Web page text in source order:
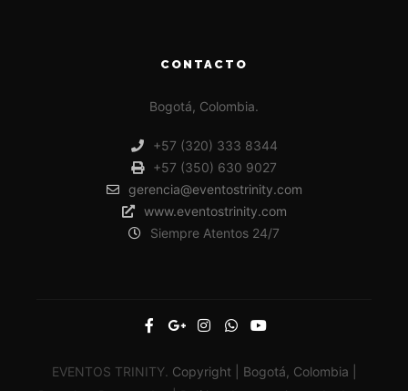
CONTACTO
Bogotá, Colombia.
+57 (320) 333 8344
+57 (350) 630 9027
gerencia@eventostrinity.com
www.eventostrinity.com
Siempre Atentos 24/7
EVENTOS TRINITY. Copyright | Bogotá, Colombia |